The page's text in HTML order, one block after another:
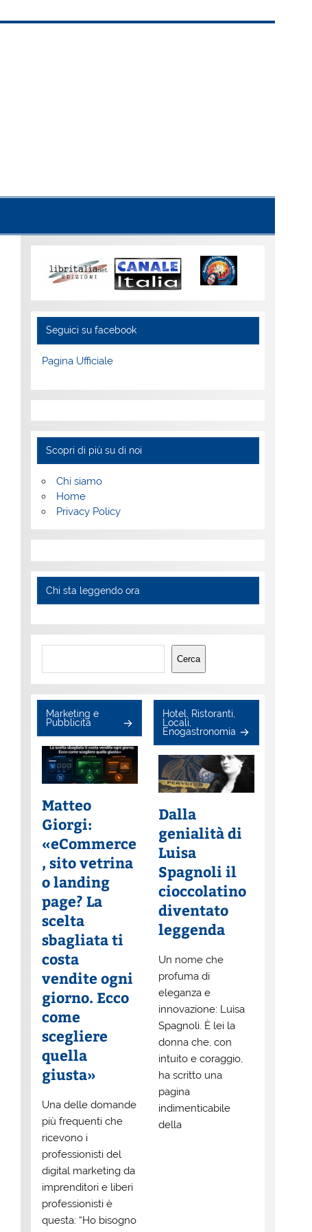
Seguici su facebook
Pagina Ufficiale
Scopri di più su di noi
Chi siamo
Home
Privacy Policy
Chi sta leggendo ora
Cerca
Cerca
Marketing e
Pubblicità
Matteo
Giorgi:
«eCommerce
, sito vetrina
o landing
page? La
scelta
sbagliata ti
costa
vendite ogni
giorno. Ecco
come
scegliere
quella
giusta»
Una delle domande
più frequenti che
ricevono i
professionisti del
digital marketing da
imprenditori e liberi
professionisti è
questa: “Ho bisogno
Hotel, Ristoranti,
Locali,
Enogastronomia
Dalla
genialità di
Luisa
Spagnoli il
cioccolatino
diventato
leggenda
Un nome che
profuma di
eleganza e
innovazione: Luisa
Spagnoli. È lei la
donna che, con
intuito e coraggio,
ha scritto una
pagina
indimenticabile
della